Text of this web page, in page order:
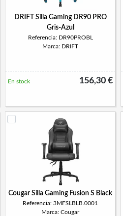
DRIFT Silla Gaming DR90 PRO
Gris-Azul
Referencia: DR90PROBL
Marca: DRIFT
156,30 €
En stock
Cougar Silla Gaming Fusion S Black
Referencia: 3MFSLBLB.0001
Marca: Cougar